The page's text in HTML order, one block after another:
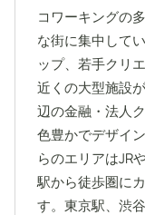
コワーキングの
な街に集中して
ップ、若手クリ
近くの大型施設
辺の金融・法人
色豊かでデザイ
らのエリアはJR
駅から徒歩圏に
す。東京駅、渋